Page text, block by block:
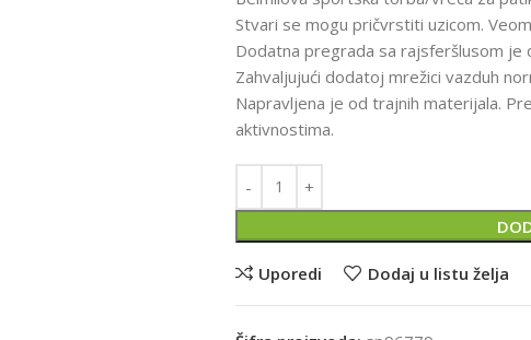
Stvari se mogu pričvrstiti uzicom.
Dodatna pregrada sa rajsferšlusom je
Zahvaljujući dodatoj mrežici vazduh
Napravljena je od trajnih materijala.
aktivnostima.
Uporedi Dodaj u listu želja